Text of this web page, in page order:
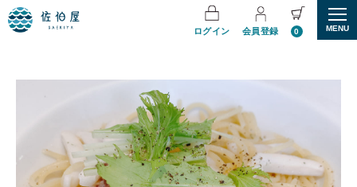
ログイン 会員登録 0 MENU